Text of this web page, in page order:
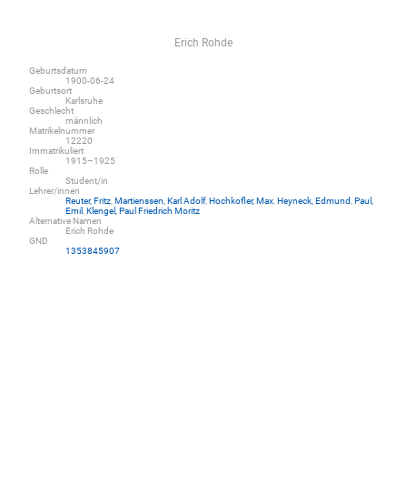
Erich Rohde
Geburtsdatum
1900-06-24
Geburtsort
Karlsruhe
Geschlecht
männlich
Matrikelnummer
12220
Immatrikuliert
1915–1925
Rolle
Student/in
Lehrer/innen
Reuter, Fritz Martienssen, Karl Adolf, Hochkofler, Max Heyneck, Edmund Paul,
Emil Klengel, Paul Friedrich Moritz
Alternative Namen
Erich Rohde
GND
1353845907